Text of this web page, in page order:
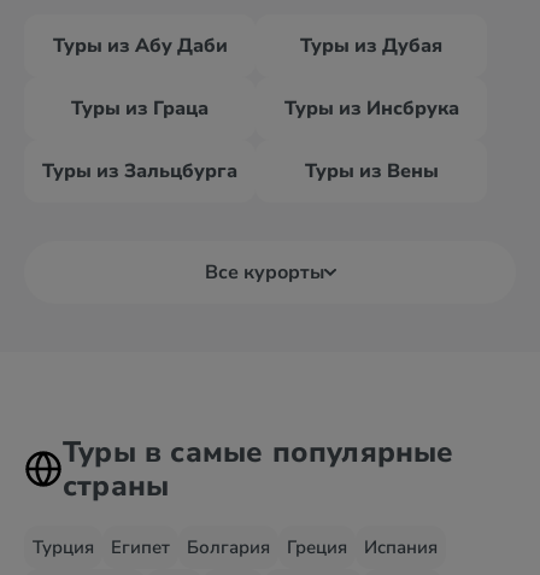
Туры из Абу Даби Туры из Дубая
Туры из Граца Туры из Инсбрука
Туры из Зальцбурга Туры из Вены
Все курорты
Туры в самые популярные
страны
Турция Египет Болгария Греция Испания